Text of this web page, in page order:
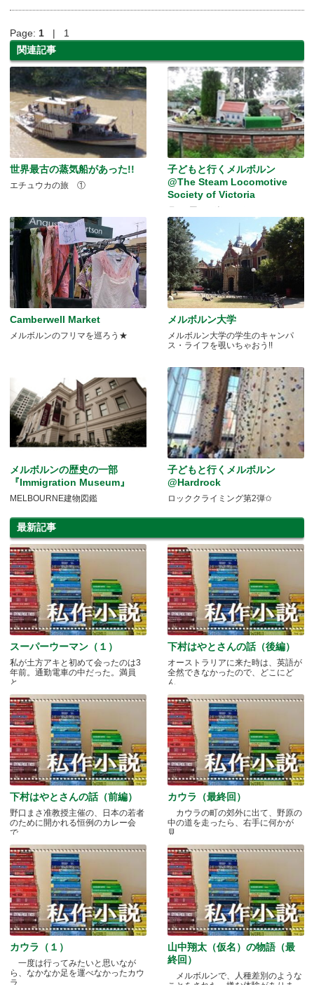
Page: 1 | 1
関連記事
世界最古の蒸気船があった!!
エチュウカの旅 ①
子どもと行くメルボルン
@The Steam Locomotive
Society of Victoria
月に1回のお楽しみ☆
Camberwell Market
メルボルンのフリマを巡ろう★
メルボルン大学
メルボルン大学の学生のキャンパ
ス・ライフを覗いちゃおう!!
メルボルンの歴史の一部
『Immigration Museum』
MELBOURNE建物図鑑
子どもと行くメルボルン
@Hardrock
ロッククライミング第2弾✩
最新記事
スーパーウーマン（１）
私が土方アキと初めて会ったのは3
年前。通勤電車の中だった。満員
と.....
下村はやとさんの話（後編）
オーストラリアに来た時は、英語が
全然できなかったので、どこにど
ん.....
下村はやとさんの話（前編）
野口まさ准教授主催の、日本の若者
のために開かれる恒例のカレー会
で.....
カウラ（最終回）
カウラの町の郊外に出て、野原の
中の道を走ったら、右手に何かが
見.....
カウラ（１）
一度は行ってみたいと思いなが
ら、なかなか足を運べなかったカウ
ラ.....
山中翔太（仮名）の物語（最
終回）
メルボルンで、人種差別のような
ことをされた、嫌な体験がありま